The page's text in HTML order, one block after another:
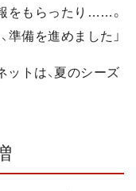
をもらったり……。
準備を進めました」
トは、夏のシーズ